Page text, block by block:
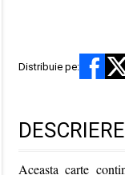
Distribuie pe:
DESCRIERE
Aceasta carte